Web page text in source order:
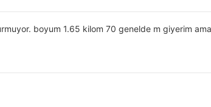
boyum 1.65 kilom 70 genelde m giyerim